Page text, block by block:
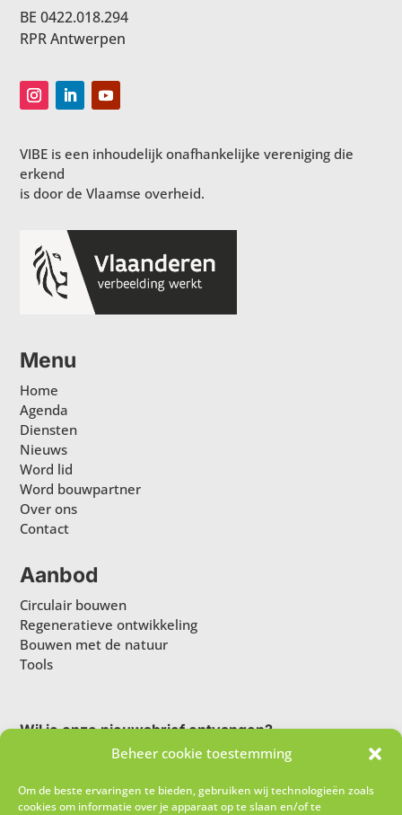
Beheer cookie toestemming
Om de beste ervaringen te bieden, gebruiken wij technologieën zoals
cookies om informatie over je apparaat op te slaan en/of te
BE 0422.018.294
RPR Antwerpen
VIBE is een inhoudelijk onafhankelijke vereniging die
erkend
is door de Vlaamse overheid.
Menu
Home
Agenda
Diensten
Nieuws
Word lid
Word bouwpartner
Over ons
Contact
Aanbod
Circulair bouwen
Regeneratieve ontwikkeling
Bouwen met de natuur
Tools
Wil je onze nieuwsbrief ontvangen?